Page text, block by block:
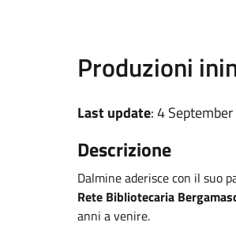
Produzioni
Last update: 4
Descrizione
Dalmine aderisce con il suo
Rete Bibliotecaria
anni a venire.